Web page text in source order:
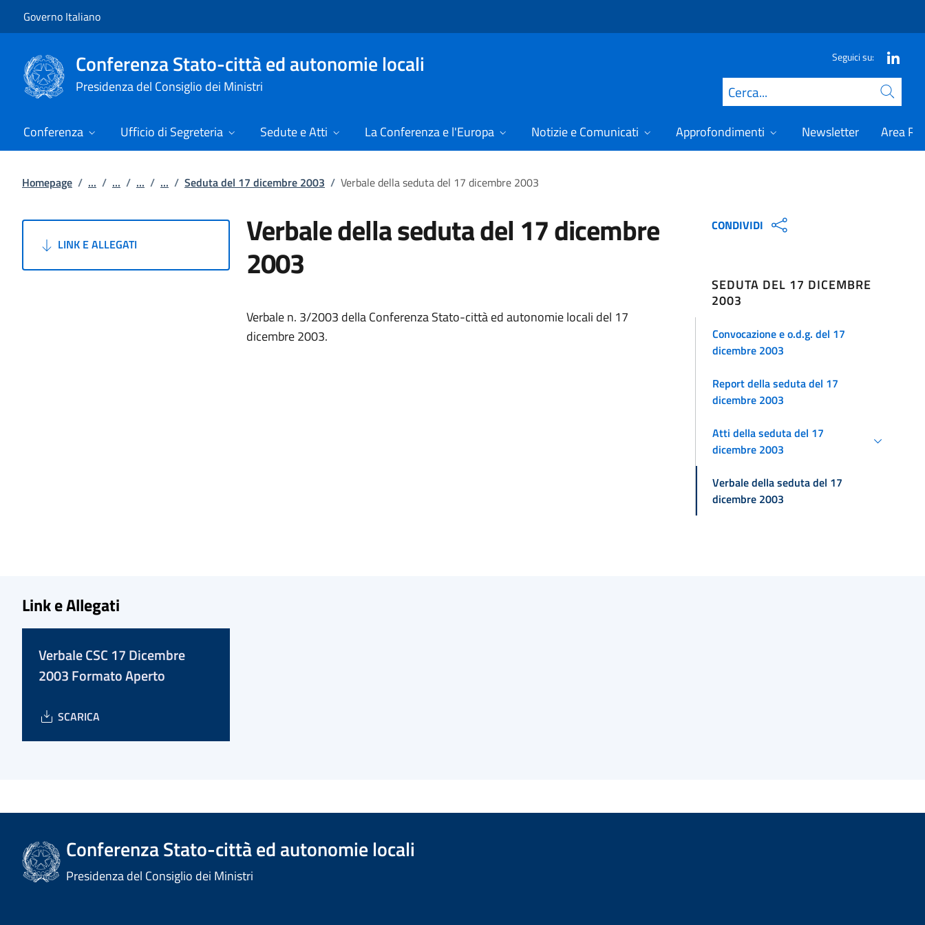
Governo Italiano
Conferenza Stato-città ed autonomie locali
Presidenza del Consiglio dei Ministri
Seguici su:
Cerca
Conferenza Ufficio di Segreteria Sedute e Atti La Conferenza e l'Europa Notizie e Comunicati Approfondimenti Newsletter Area
Homepage / ... / ... / ... / ... / Seduta del 17 dicembre 2003 / Verbale della seduta del 17 dicembre 2003
LINK E ALLEGATI Verbale della seduta del 17 dicembre
2003
Verbale n. 3/2003 della Conferenza Stato-città ed autonomie locali del 17
dicembre 2003.
CONDIVIDI
SEDUTA DEL 17 DICEMBRE
2003
Convocazione e o.d.g. del 17
dicembre 2003
Report della seduta del 17
dicembre 2003
Atti della seduta del 17
dicembre 2003
Verbale della seduta del 17
dicembre 2003
Link e Allegati
Verbale CSC 17 Dicembre
2003 Formato Aperto
SCARICA
Conferenza Stato-città ed autonomie locali
Presidenza del Consiglio dei Ministri